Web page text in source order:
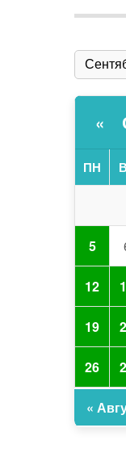
«
ПН
5
12
19
26
«